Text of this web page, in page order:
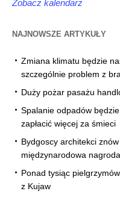
Zobacz kalendarz
NAJNOWSZE ARTYKUŁY
Zmiana klimatu będzie
szczególnie problem z
Duży pożar pasażu
Spalanie odpadów
zapłacić więcej za śmieci
Bydgoscy architekci
międzynarodowa nagroda
Ponad tysiąc
z Kujaw